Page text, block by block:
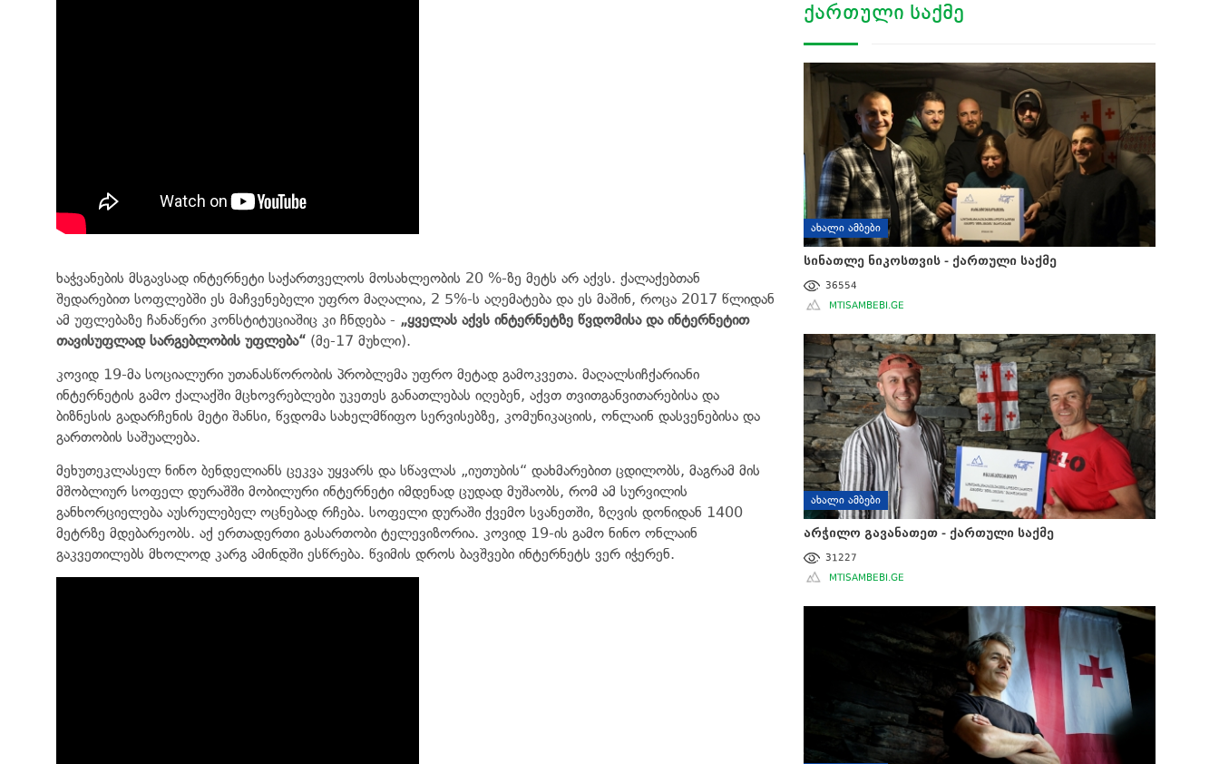
ხაჭვანების მსგავსად ინტერნეტი საქართველოს მოსახლეობის 20 %-ზე მეტს არ აქვს. ქალაქებთან
შედარებით სოფლებში ეს მაჩვენებელი უფრო მაღალია, 2 5%-ს აღემატება და ეს მაშინ, როცა 2017 წლიდან
ამ უფლებაზე ჩანაწერი კონსტიტუციაშიც კი ჩნდება - „ყველას აქვს ინტერნეტზე წვდომისა და ინტერნეტით
თავისუფლად სარგებლობის უფლება“ (მე-17 მუხლი).
კოვიდ 19-მა სოციალური უთანასწორობის პრობლემა უფრო მეტად გამოკვეთა. მაღალსიჩქარიანი
ინტერნეტის გამო ქალაქში მცხოვრებლები უკეთეს განათლებას იღებენ, აქვთ თვითგანვითარებისა და
ბიზნესის გადარჩენის მეტი შანსი, წვდომა სახელმწიფო სერვისებზე, კომუნიკაციის, ონლაინ დასვენებისა და
გართობის საშუალება.
მეხუთეკლასელ ნინო ბენდელიანს ცეკვა უყვარს და სწავლას „იუთუბის“ დახმარებით ცდილობს, მაგრამ მის
მშობლიურ სოფელ დურაშში მობილური ინტერნეტი იმდენად ცუდად მუშაობს, რომ ამ სურვილის
განხორციელება აუსრულებელ ოცნებად რჩება. სოფელი დურაში ქვემო სვანეთში, ზღვის დონიდან 1400
მეტრზე მდებარეობს. აქ ერთადერთი გასართობი ტელევიზორია. კოვიდ 19-ის გამო ნინო ონლაინ
გაკვეთილებს მხოლოდ კარგ ამინდში ესწრება. წვიმის დროს ბავშვები ინტერნეტს ვერ იჭერენ.
ᲥᲐᲠᲗᲣᲚᲘ ᲡᲐᲥᲛᲔ
ᲐᲮᲐᲚᲘ ᲐᲛᲑᲔᲑᲘ
სინათლე ნიკოსთვის - ქართული საქმე
36554
MTISAMBEBI.GE
ᲐᲮᲐᲚᲘ ᲐᲛᲑᲔᲑᲘ
არჭილო გავანათეთ - ქართული საქმე
31227
MTISAMBEBI.GE